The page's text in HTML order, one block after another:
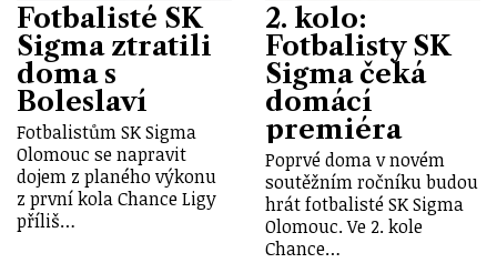
Fotbalisté SK
Sigma ztratili
doma s
Boleslaví
Fotbalistům SK Sigma
Olomouc se napravit
dojem z planého výkonu
z první kola Chance Ligy
příliš…
2. kolo:
Fotbalisty SK
Sigma čeká
domácí
premiéra
Poprvé doma v novém
soutěžním ročníku budou
hrát fotbalisté SK Sigma
Olomouc. Ve 2. kole
Chance…